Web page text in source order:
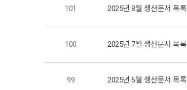
101 2025년 8월 생산문서 목록
100 2025년 7월 생산문서 목록
99 2025년 6월 생산문서 목록